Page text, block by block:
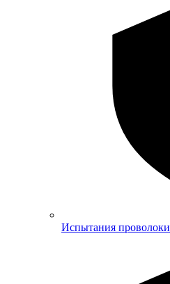
Испытания проволоки